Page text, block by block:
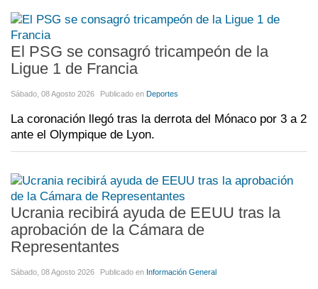
El PSG se consagró tricampeón de la
Ligue 1 de Francia
Sábado, 08 Agosto 2026 Publicado en Deportes
La coronación llegó tras la derrota del Mónaco por 3 a 2
ante el Olympique de Lyon.
Ucrania recibirá ayuda de EEUU tras la
aprobación de la Cámara de
Representantes
Sábado, 08 Agosto 2026 Publicado en Información General